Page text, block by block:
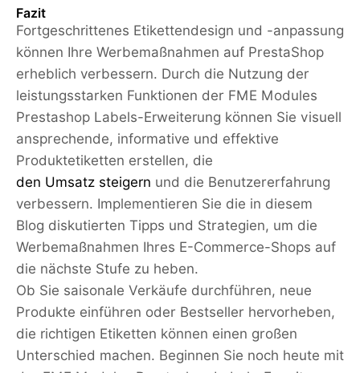
Fazit
Fortgeschrittenes Etikettendesign und -anpassung
können Ihre Werbemaßnahmen auf PrestaShop
erheblich verbessern. Durch die Nutzung der
leistungsstarken Funktionen der FME Modules
Prestashop Labels-Erweiterung können Sie visuell
ansprechende, informative und effektive
Produktetiketten erstellen, die
den Umsatz steigern und die Benutzererfahrung
verbessern. Implementieren Sie die in diesem
Blog diskutierten Tipps und Strategien, um die
Werbemaßnahmen Ihres E-Commerce-Shops auf
die nächste Stufe zu heben.
Ob Sie saisonale Verkäufe durchführen, neue
Produkte einführen oder Bestseller hervorheben,
die richtigen Etiketten können einen großen
Unterschied machen. Beginnen Sie noch heute mit